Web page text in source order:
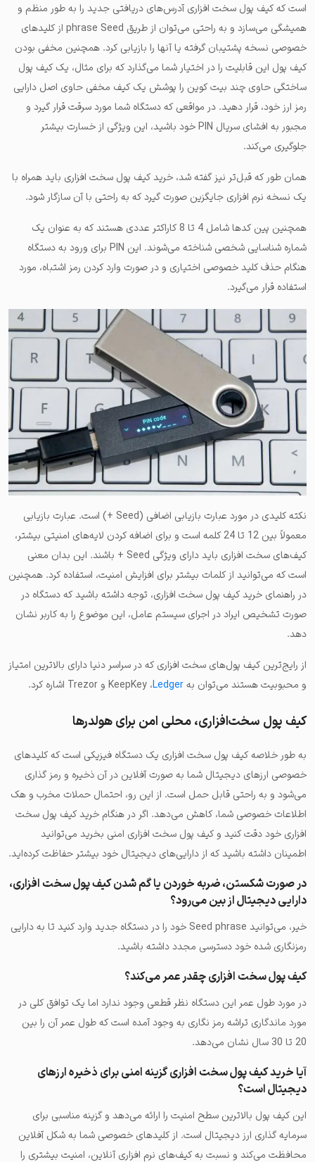
است که کیف پول سخت افزاری آدرس‌های دریافتی جدید را به طور منظم و
همیشگی می‌سازد و به راحتی می‌توان از طریق phrase Seed از کلیدهای
خصوصی نسخه پشتیبان گرفته یا آنها را بازیابی کرد. همچنین مخفی بودن
کیف پول این قابلیت را در اختیار شما می‌گذارد که برای مثال، یک کیف پول
ساختگی حاوی چند بیت کوین را پوشش یک کیف مخفی حاوی اصل دارایی
رمز ارز خود، قرار دهید. در مواقعی که دستگاه شما مورد سرقت قرار گیرد و
مجبور به افشای سریال PIN خود باشید، این ویژگی از خسارت بیشتر
جلوگیری می‌کند.
همان طور که قبل‌تر نیز گفته شد، خرید کیف پول سخت افزاری باید همراه با
یک نسخه نرم افزاری جایگزین صورت گیرد که به راحتی با آن سازگار شود.
همچنین پین کدها شامل 4 تا 8 کاراکتر عددی هستند که به عنوان یک
شماره شناسایی شخصی شناخته می‌‌شوند. این PIN برای ورود به دستگاه
هنگام حذف کلید خصوصی اختیاری و در صورت وارد کردن رمز اشتباه، مورد
استفاده قرار می‌گیرد.
نکته کلیدی در مورد عبارت بازیابی اضافی (Seed +) است. عبارت بازیابی
معمولاً بین 12 تا 24 کلمه است و برای اضافه کردن لایه‌های امنیتی بیشتر،
کیف‌های سخت افزاری باید دارای ویژگی Seed + باشند. این بدان معنی
است که می‌توانید از کلمات بیشتر برای افزایش امنیت، استفاده کرد. همچنین
در راهنمای خرید کیف پول سخت افزاری، توجه داشته باشید که دستگاه در
صورت تشخیص ایراد در اجرای سیستم عامل، این موضوع را به کاربر نشان
دهد.
از رایج‌ترین کیف پول‌های سخت افزاری که در سراسر دنیا دارای بالاترین امتیاز
و محبوبیت هستند می‌توان به KeepKey ،Ledger و Trezor اشاره کرد.
کیف پول سخت‌افزاری، محلی امن برای هولدرها
به طور خلاصه کیف پول سخت افزاری یک دستگاه فیزیکی است که کلیدهای
خصوصی ارزهای دیجیتال شما به صورت آفلاین در آن ذخیره و رمز گذاری
می‌شود و به راحتی قابل حمل است. از این رو، احتمال حملات مخرب و هک
اطلاعات خصوصی شما، کاهش می‌دهد. اگر در هنگام خرید کیف پول سخت
افزاری خود دقت کنید و کیف پول سخت افزاری امنی بخرید می‌توانید
اطمینان داشته باشید که از دارایی‌های دیجیتال خود بیشتر حفاظت کرده‌اید.
در صورت شکستن، ضربه خوردن یا گم شدن کیف پول سخت افزاری،
دارایی دیجیتال از بین می‌رود؟
خیر، می‌توانید Seed phrase خود را در دستگاه جدید وارد کنید تا به دارایی
رمزنگاری شده خود دسترسی مجدد داشته باشید.
کیف پول سخت افزاری چقدر عمر می‌کند؟
در مورد طول عمر این دستگاه نظر قطعی وجود ندارد اما یک توافق کلی در
مورد ماندگاری تراشه رمز نگاری به وجود آمده است که طول عمر آن را بین
20 تا 30 سال نشان می‌دهد.
آیا خرید کیف پول سخت افزاری گزینه امنی برای ذخیره ارزهای
دیجیتال است؟
این کیف پول بالاترین سطح امنیت را ارائه می‌دهد و گزینه مناسبی برای
سرمایه گذاری ارز دیجیتال است. از کلیدهای خصوصی شما به شکل آفلاین
محافظت می‌کند و نسبت به کیف‌های نرم افزاری آنلاین، امنیت بیشتری را